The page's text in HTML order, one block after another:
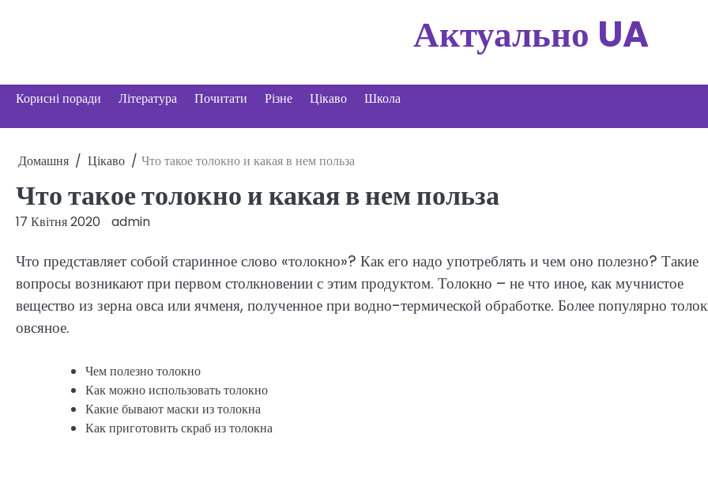
Актуально UA
Корисні поради Література Почитати Різне Цікаво Школа
Домашня Цікаво Что такое толокно и какая в нем польза
Что такое толокно и какая в нем польза
17 Квітня 2020 admin
Что представляет собой старинное слово «толокно»? Как его надо употреблять и чем оно полезно? Такие
вопросы возникают при первом столкновении с этим продуктом. Толокно – не что иное, как мучнистое
вещество из зерна овса или ячменя, полученное при водно-термической обработке. Более популярно
овсяное.
Чем полезно толокно
Как можно использовать толокно
Какие бывают маски из толокна
Как приготовить скраб из толокна